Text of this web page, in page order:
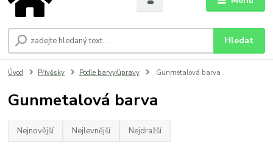
Hledat
Úvod Přívěsky Podle barvy/úpravy Gunmetalová barva
Gunmetalová barva
Nejnovější Nejlevnější Nejdražší